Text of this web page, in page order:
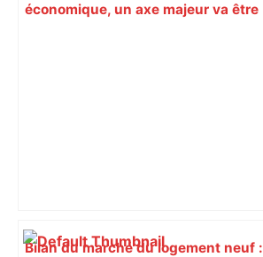
économique, un axe majeur va être
Bilan du marché du logement neuf :